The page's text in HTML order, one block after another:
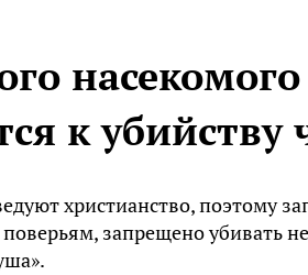
к убийству
христианство, поэтому
запрещено убивать